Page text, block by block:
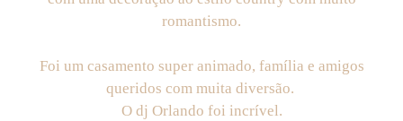
romantismo.
Foi um casamento super animado, família e amigos
queridos com muita diversão.
O dj Orlando foi incrível.